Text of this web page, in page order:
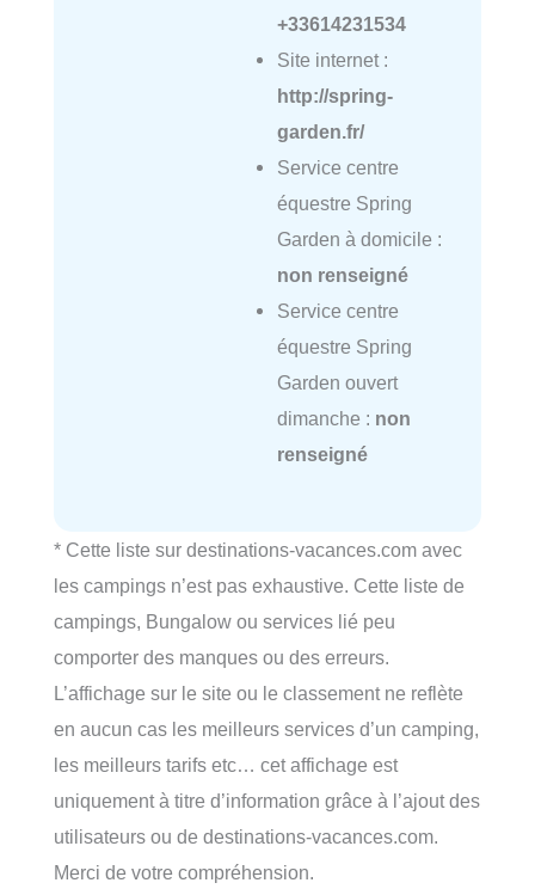
+33614231534
Site internet :
http://spring-
garden.fr/
Service centre
équestre Spring
Garden à domicile :
non renseigné
Service centre
équestre Spring
Garden ouvert
dimanche : non
renseigné
* Cette liste sur destinations-vacances.com avec
les campings n’est pas exhaustive. Cette liste de
campings, Bungalow ou services lié peu
comporter des manques ou des erreurs.
L’affichage sur le site ou le classement ne reflète
en aucun cas les meilleurs services d’un camping,
les meilleurs tarifs etc… cet affichage est
uniquement à titre d’information grâce à l’ajout des
utilisateurs ou de destinations-vacances.com.
Merci de votre compréhension.